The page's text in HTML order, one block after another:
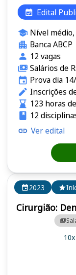
2023
Cirurgião:
Edital
Nível
Banca ABCP
12 vagas
Salários de
Prova dia
Inscrições
123 horas
12
Ver edital